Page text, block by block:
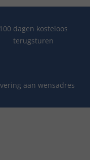
100 dagen kosteloos
terugsturen
aan wensadres